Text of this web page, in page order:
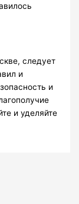
следует
и
и
и уделяйте